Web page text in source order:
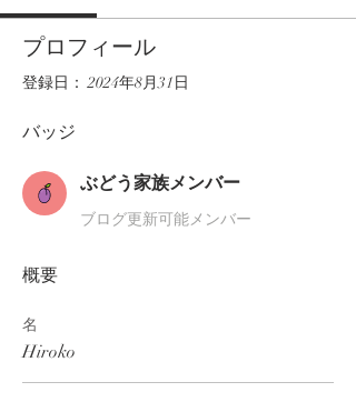
プロフィール
登録日： 2024年8月31日
バッジ
ぶどう家族メンバー
ブログ更新可能メンバー
概要
名
Hiroko